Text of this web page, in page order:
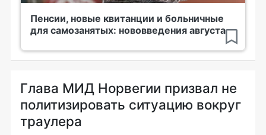
Пенсии, новые квитанции и больничные
для самозанятых: нововведения августа
Глава МИД Норвегии призвал не
политизировать ситуацию вокруг
траулера